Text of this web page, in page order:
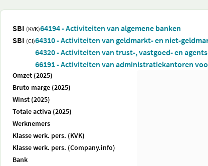
SBI (KVK)64194 - Activiteiten van algemene banken
SBI (CI)64310 - Activiteiten van geldmarkt- en niet-
64320 - Activiteiten van trust-, vastgoed- en
66191 - Activiteiten van administratiekantoren
Omzet (2025)
Bruto marge (2025)
Winst (2025)
Totale activa (2025)
Werknemers
Klasse werk. pers. (KVK)
Klasse werk. pers. (Company.info)
Bank